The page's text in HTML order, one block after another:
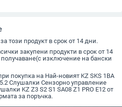
този продукт в срок от 14 дни.
закупени продукти в срок от 14
изключение на бански
покупка на Най-новият KZ SKS 1BA
Слушалки Сензорно управление
KZ Z3 S2 S1 SA08 Z1 PRO E12 от
за поръчка.